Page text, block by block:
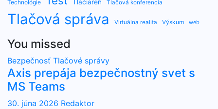
Technológie Tlačiareň Tlačová konferencia
Tlačová správa Virtuálna realita Výskum web
You missed
Bezpečnosť Tlačové správy
Axis prepája bezpečnostný svet s
MS Teams
30. júna 2026 Redaktor